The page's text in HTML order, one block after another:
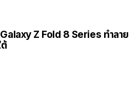
Z Fold 8 Series ทำลาย